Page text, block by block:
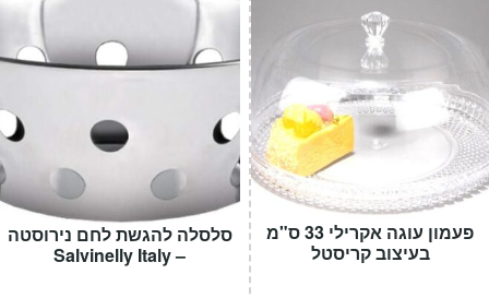
סלסלה להגשת לחם נירוסטה
– Salvinelly Italy
פעמון עוגה אקרילי 33 ס"מ
בעיצוב קריסטל